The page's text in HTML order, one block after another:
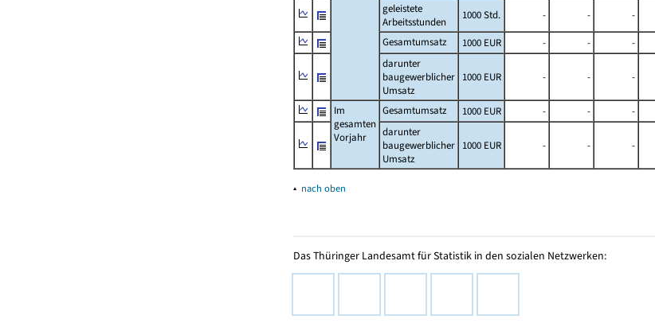
geleistete
Arbeitsstunden
1000 Std. - - -
Gesamtumsatz
1000 EUR - - -
darunter
baugewerblicher
Umsatz
1000 EUR - - -
Im
gesamten
Vorjahr
Gesamtumsatz 1000 EUR - - -
darunter
baugewerblicher
Umsatz
1000 EUR - - -
▴ nach oben
Das Thüringer Landesamt für Statistik in den sozialen Netzwerken: